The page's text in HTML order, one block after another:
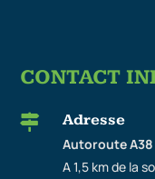
CONTACT
 Adresse
Autoroute
A 1,5 km de la